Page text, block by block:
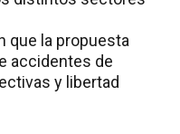
que la propuesta
accidentes de
y libertad